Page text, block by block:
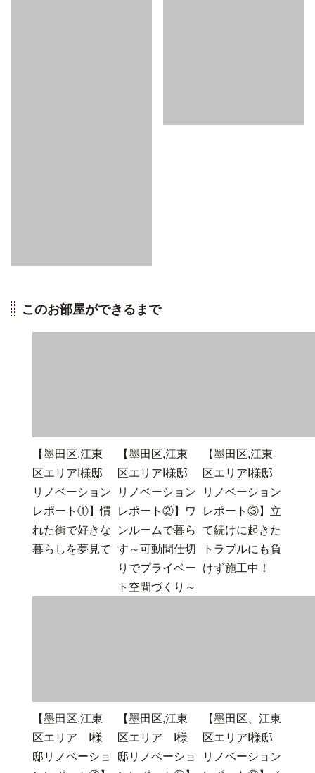
このお部屋ができるまで
【墨田区,江東
区エリアI様邸
リノベーション
レポート①】慣
【墨田区,江東
区エリアI様邸
リノベーション
レポート②】ワ
【墨田区,江東
区エリアI様邸
リノベーション
レポート③】立